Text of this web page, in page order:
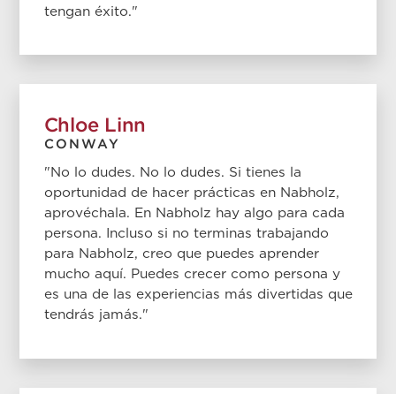
tengan éxito."
Chloe Linn
CONWAY
"No lo dudes. No lo dudes. Si tienes la
oportunidad de hacer prácticas en Nabholz,
aprovéchala. En Nabholz hay algo para cada
persona. Incluso si no terminas trabajando
para Nabholz, creo que puedes aprender
mucho aquí. Puedes crecer como persona y
es una de las experiencias más divertidas que
tendrás jamás."